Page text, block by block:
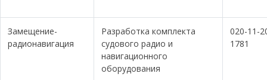
Замещение-
радионавигация
Разработка комплекта
судового радио и
навигационного
оборудования
020-11-
1781